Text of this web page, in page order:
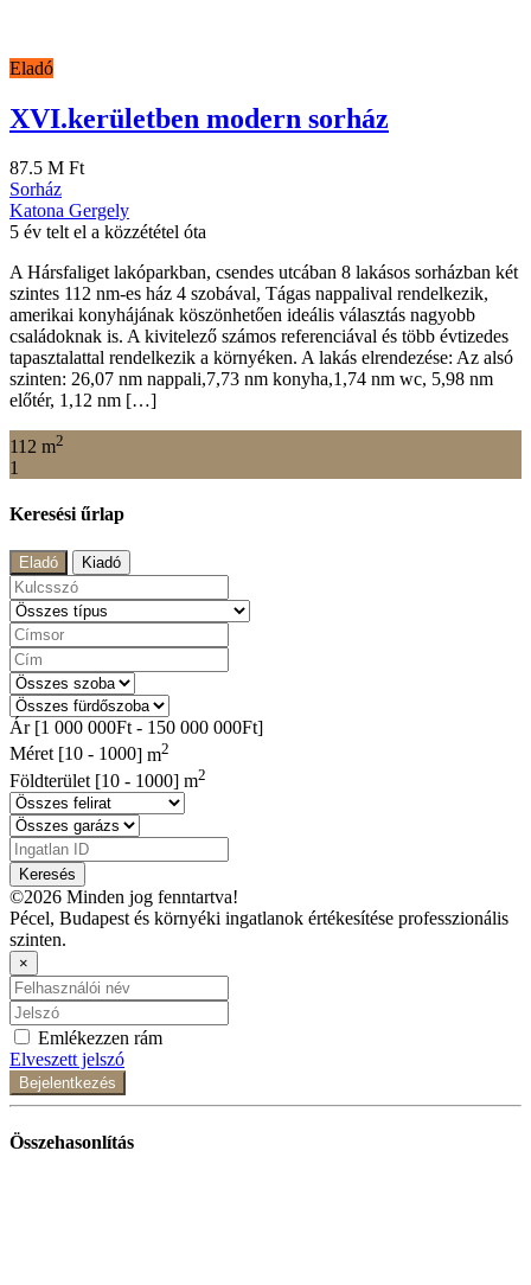
Eladó
XVI.kerületben modern sorház
87.5 M Ft
Sorház
Katona Gergely
5 év telt el a közzététel óta
A Hársfaliget lakóparkban, csendes utcában 8 lakásos sorházban két
szintes 112 nm-es ház 4 szobával, Tágas nappalival rendelkezik,
amerikai konyhájának köszönhetően ideális választás nagyobb
családoknak is. A kivitelező számos referenciával és több évtizedes
tapasztalattal rendelkezik a környéken. A lakás elrendezése: Az alsó
szinten: 26,07 nm nappali,7,73 nm konyha,1,74 nm wc, 5,98 nm
előtér, 1,12 nm […]
112 m2
1
Keresési űrlap
Eladó Kiadó
Ár [1 000 000Ft - 150 000 000Ft]
Méret [10 - 1000] m2
Földterület [10 - 1000] m2
Keresés
©2026 Minden jog fenntartva!
Pécel, Budapest és környéki ingatlanok értékesítése professzionális
szinten.
×
Emlékezzen rám
Elveszett jelszó
Bejelentkezés
Összehasonlítás